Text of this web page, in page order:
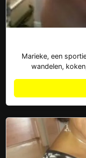
Marieke, een
wandelen,